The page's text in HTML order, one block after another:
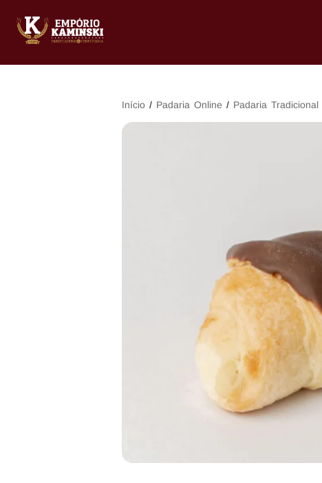
Início / Padaria Online / Padaria Tradicional